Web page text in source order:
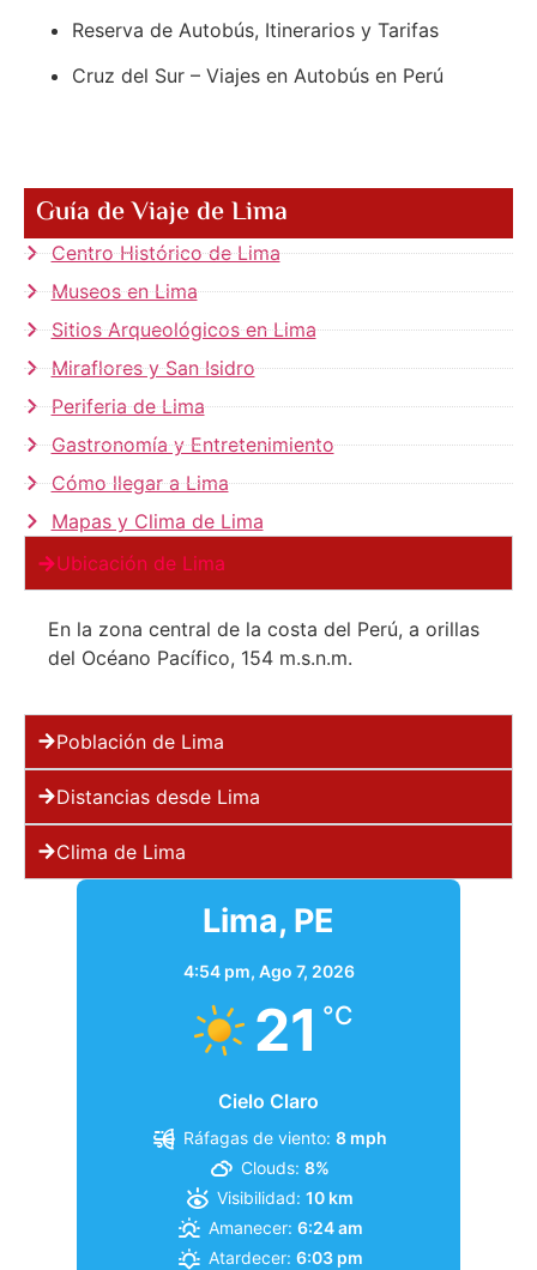
Reserva de Autobús, Itinerarios y Tarifas
Cruz del Sur – Viajes en Autobús en Perú
Guía de Viaje de Lima
Centro Histórico de Lima
Museos en Lima
Sitios Arqueológicos en Lima
Miraflores y San Isidro
Periferia de Lima
Gastronomía y Entretenimiento
Cómo llegar a Lima
Mapas y Clima de Lima
Ubicación de Lima
En la zona central de la costa del Perú, a orillas
del Océano Pacífico, 154 m.s.n.m.
Población de Lima
Distancias desde Lima
Clima de Lima
Lima, PE
4:54 pm, Ago 7, 2026
21 °C
Cielo Claro
Ráfagas de viento: 8 mph
Clouds: 8%
Visibilidad: 10 km
Amanecer: 6:24 am
Atardecer: 6:03 pm